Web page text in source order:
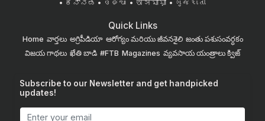
ಕನ್ನಡ
ଓଡିଆ অসমীয়া ગુજરાતી
Quick Links
Home వార్తలు అగ్రిపీడియా ఆరోగ్యం మరియు జీవనశైలి జంతు పశుసంవర్ధకం
విజయ గాథలు ఖేతి బాడి #FTB Magazines వ్యవసాయ యంత్రాలు క్విజ్
Subscribe to our Newsletter and get handpicked
updates!